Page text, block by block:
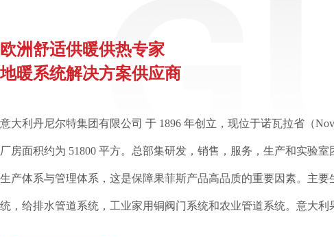
欧洲舒适供暖供热专家
地暖系统解决方案供应商
意大利丹尼尔特集团有限公司 于 1896 年创立，现位于诺瓦拉省（
厂房面积约为 51800 平方。总部集研发，销售，服务，生产和实验
生产体系与管理体系，这是保障果菲斯产品高品质的重要因素。主
统，给排水管道系统，工业家用铜阀门系统和农业管道系统。意大利